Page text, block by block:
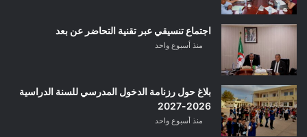
اجتماع تنسيقي عبر تقنية التحاضر عن بعد
منذ أسبوع واحد
بلاغ حول رزنامة الدخول المدرسي للسنة الدراسية
2026-2027
منذ أسبوع واحد